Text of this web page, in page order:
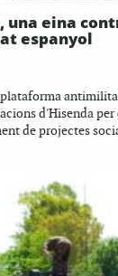
una eina
espanyol
d'Hisenda per
de projectes